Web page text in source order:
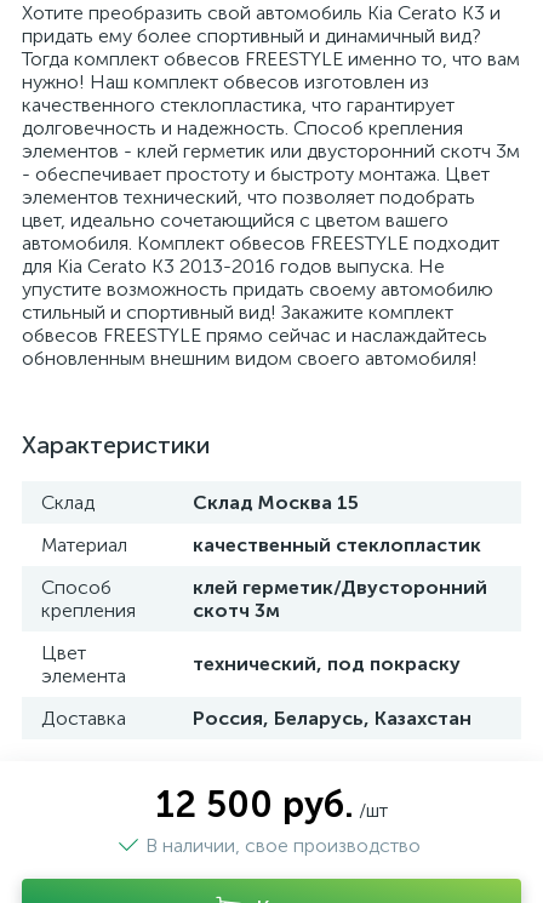
Хотите преобразить свой автомобиль Kia Cerato K3 и
придать ему более спортивный и динамичный вид?
Тогда комплект обвесов FREESTYLE именно то, что вам
нужно! Наш комплект обвесов изготовлен из
качественного стеклопластика, что гарантирует
долговечность и надежность. Способ крепления
элементов - клей герметик или двусторонний скотч 3м
- обеспечивает простоту и быстроту монтажа. Цвет
элементов технический, что позволяет подобрать
цвет, идеально сочетающийся с цветом вашего
автомобиля. Комплект обвесов FREESTYLE подходит
для Kia Cerato K3 2013-2016 годов выпуска. Не
упустите возможность придать своему автомобилю
стильный и спортивный вид! Закажите комплект
обвесов FREESTYLE прямо сейчас и наслаждайтесь
обновленным внешним видом своего автомобиля!
Характеристики
Склад
Склад Москва 15
Материал
качественный стеклопластик
Способ
крепления
клей герметик/Двусторонний
скотч 3м
Цвет
элемента
технический, под покраску
Доставка Россия, Беларусь, Казахстан
12 500 руб. /шт
В наличии, свое производство